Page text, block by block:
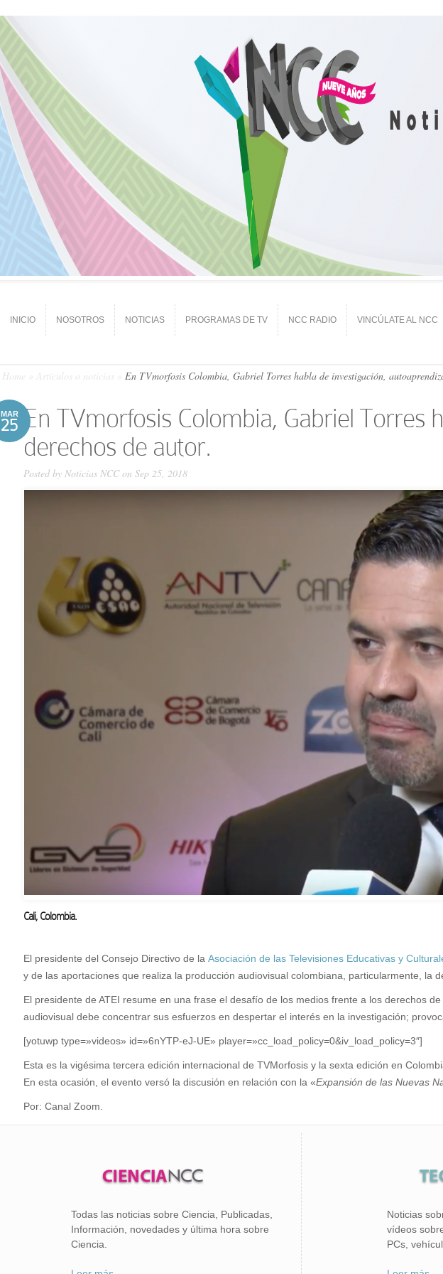
INICIO NOSOTROS NOTICIAS PROGRAMAS DE TV NCC RADIO VINCÚLATE AL NCC
Home Artículos o noticias En TVmorfosis Colombia, Gabriel Torres habla de investigación,
MAR
25 En TVmorfosis Colombia, Gabriel Torres
derechos de autor.
Posted by Noticias NCCon Sep 25, 2018
Cali, Colombia.
El presidente del Consejo Directivo de la Asociación de las Televisiones Educativas y
y de las aportaciones que realiza la producción audiovisual colombiana, particularmente, la
El presidente de ATEI resume en una frase el desafío de los medios frente a los derechos
audiovisual debe concentrar sus esfuerzos en despertar el interés en la investigación;
[yotuwp type=»videos» id=»6nYTP-eJ-UE» player=»cc_load_policy=0&iv_load_policy=3″]
Esta es la vigésima tercera edición internacional de TVMorfosis y la sexta edición en
En esta ocasión, el evento versó la discusión en relación con la «Expansión de las Nuevas
Por: Canal Zoom.
Todas las noticias sobre Ciencia, Publicadas,
Información, novedades y última hora sobre
Ciencia.
Noticias
vídeos
PCs,